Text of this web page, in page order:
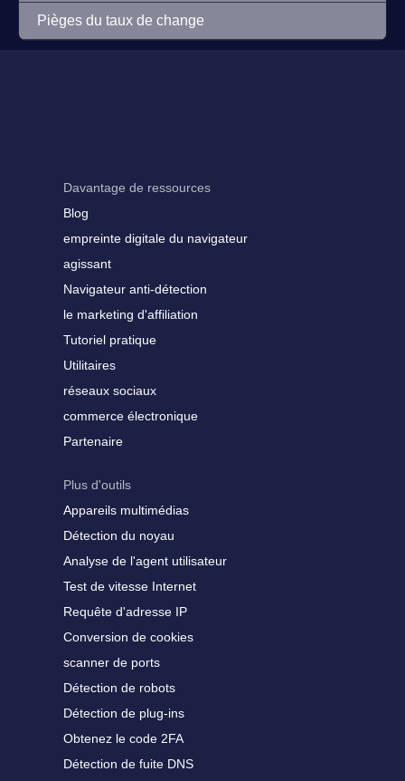
Pièges du taux de change
Davantage de ressources
Blog
empreinte digitale du navigateur
agissant
Navigateur anti-détection
le marketing d'affiliation
Tutoriel pratique
Utilitaires
réseaux sociaux
commerce électronique
Partenaire
Plus d'outils
Appareils multimédias
Détection du noyau
Analyse de l'agent utilisateur
Test de vitesse Internet
Requête d'adresse IP
Conversion de cookies
scanner de ports
Détection de robots
Détection de plug-ins
Obtenez le code 2FA
Détection de fuite DNS